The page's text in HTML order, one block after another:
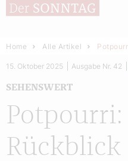
Home Alle Artikel
Potpourri:
Rückblick
SEHENSWERT
15. Oktober 2025 Ausgabe Nr. 42